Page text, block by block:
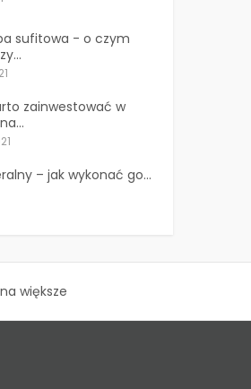
sufitowa - o czym
zainwestować w
– jak wykonać go...
większe